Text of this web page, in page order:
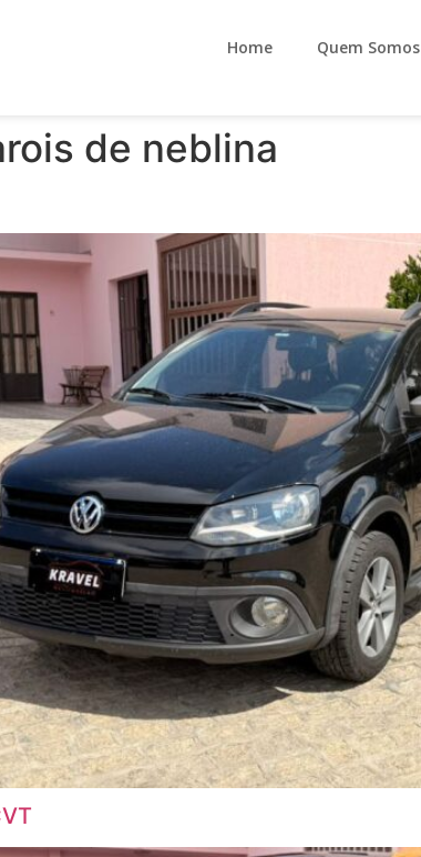
Home Quem Somos
de neblina